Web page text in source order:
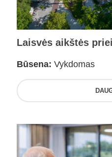
Laisvės aikštės
Būsena: Vykdomas